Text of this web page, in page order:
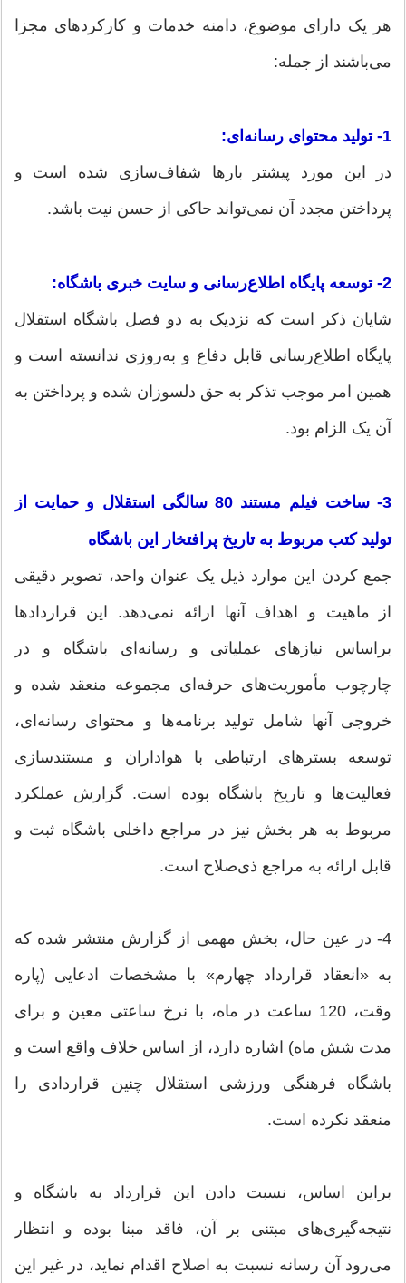
هر یک دارای موضوع، دامنه خدمات و کارکردهای مجزا
می‌باشند از جمله:
1- تولید محتوای رسانه‌ای:
در این مورد پیشتر بارها شفاف‌سازی شده است و
پرداختن مجدد آن نمی‌تواند حاکی از حسن نیت باشد.
2- توسعه پایگاه اطلاع‌رسانی و سایت خبری باشگاه:
شایان ذکر است که نزدیک به دو فصل باشگاه استقلال
پایگاه اطلاع‌رسانی قابل دفاع و به‌روزی ندانسته است و
همین امر موجب تذکر به حق دلسوزان شده و پرداختن به
آن یک الزام بود.
3- ساخت فیلم مستند 80 سالگی استقلال و حمایت از
تولید کتب مربوط به تاریخ پرافتخار این باشگاه
جمع کردن این موارد ذیل یک عنوان واحد، تصویر دقیقی
از ماهیت و اهداف آنها ارائه نمی‌دهد. این قراردادها
براساس نیازهای عملیاتی و رسانه‌ای باشگاه و در
چارچوب مأموریت‌های حرفه‌ای مجموعه منعقد شده و
خروجی آنها شامل تولید برنامه‌ها و محتوای رسانه‌ای،
توسعه بسترهای ارتباطی با هواداران و مستندسازی
فعالیت‌ها و تاریخ باشگاه بوده است. گزارش عملکرد
مربوط به هر بخش نیز در مراجع داخلی باشگاه ثبت و
قابل ارائه به مراجع ذی‌صلاح است.
4- در عین حال، بخش مهمی از گزارش منتشر شده که
به «انعقاد قرارداد چهارم» با مشخصات ادعایی (پاره
وقت، 120 ساعت در ماه، با نرخ ساعتی معین و برای
مدت شش ماه) اشاره دارد، از اساس خلاف واقع است و
باشگاه فرهنگی ورزشی استقلال چنین قراردادی را
منعقد نکرده است.
براین اساس، نسبت دادن این قرارداد به باشگاه و
نتیجه‌گیری‌های مبتنی بر آن، فاقد مبنا بوده و انتظار
می‌رود آن رسانه نسبت به اصلاح اقدام نماید، در غیر این